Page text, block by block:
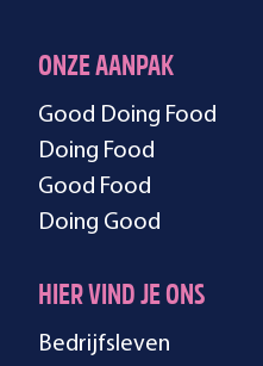
ONZE AANPAK
Good Doing Food
Doing Food
Good Food
Doing Good
HIER VIND JE ONS
Bedrijfsleven